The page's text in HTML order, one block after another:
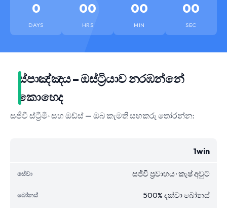
0
DAYS
00
HRS
00
MIN
00
SEC
ස්පාඤ්ඤය – ඔස්ට්‍රියාව නරඹන්නේ
කොහෙද
සජීවී ස්ට්‍රීමිං සහ ඔඩ්ස් — ඔබ කැමති සහකරු තෝරන්න:
1win
සජීවී ප්‍රවාහය · කැෂ් අවුට්
500% දක්වා බෝනස්